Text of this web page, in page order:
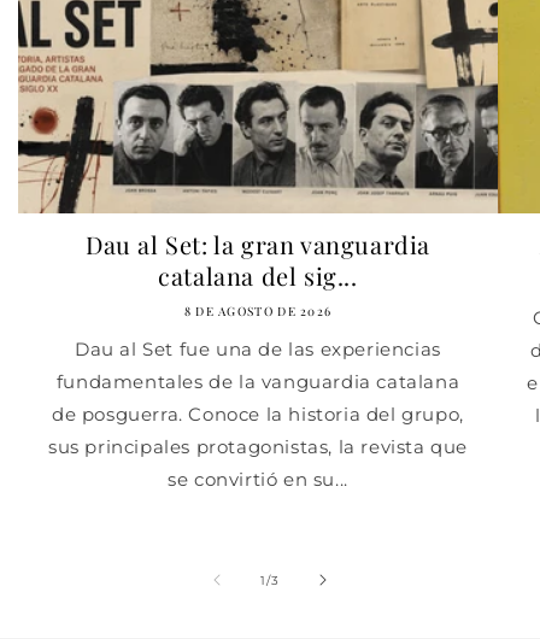
Dau al Set: la gran vanguardia
catalana del sig...
8 DE AGOSTO DE 2026
Dau al Set fue una de las experiencias
fundamentales de la vanguardia catalana
de posguerra. Conoce la historia del grupo,
sus principales protagonistas, la revista que
se convirtió en su...
1/de
3